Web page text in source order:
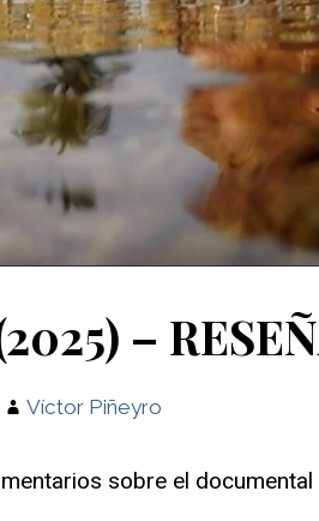
–
Víctor Piñeyro
sobre el documental